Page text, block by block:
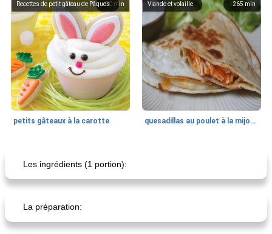
80 min
Recettes de petit gâteau de Pâques
petits gâteaux à la carotte
265 min
Viande et volaille
quesadillas au poulet à la mijoteuse
Les ingrédients (1 portion):
La préparation: